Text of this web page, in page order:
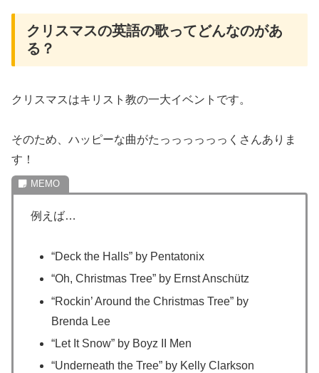
クリスマスの英語の歌ってどんなのがあ
る？
クリスマスはキリスト教の一大イベントです。
そのため、ハッピーな曲がたっっっっっっくさんありま
す！
例えば…
“Deck the Halls” by Pentatonix
“Oh, Christmas Tree” by Ernst Anschütz
“Rockin’ Around the Christmas Tree” by
Brenda Lee
“Let It Snow” by Boyz II Men
“Underneath the Tree” by Kelly Clarkson